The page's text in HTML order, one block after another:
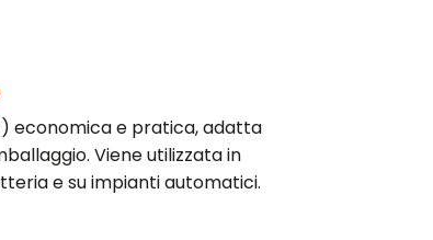
economica e pratica, adatta
Viene utilizzata in
e su impianti automatici.